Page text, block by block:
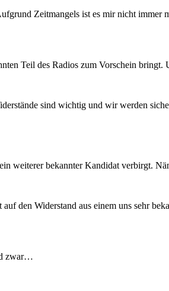
Zeitmangels ist es mir nicht
Teil des Radios zum Vorschein
sind wichtig und wir werden
weiterer bekannter Kandidat verbirgt.
den Widerstand aus einem uns sehr
zwar…